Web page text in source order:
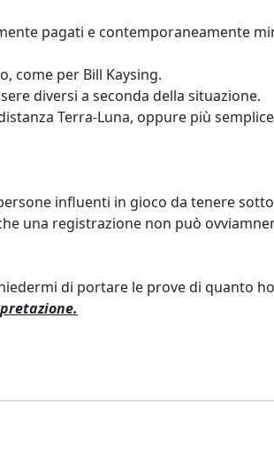
pagati e contemporaneamente
come per Bill Kaysing.
diversi a seconda della situazione.
Terra-Luna, oppure più
influenti in gioco da tenere
una registrazione non può
di portare le prove di quanto